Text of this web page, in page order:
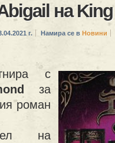
на
г. Намира се в Новини
с
за
роман
на